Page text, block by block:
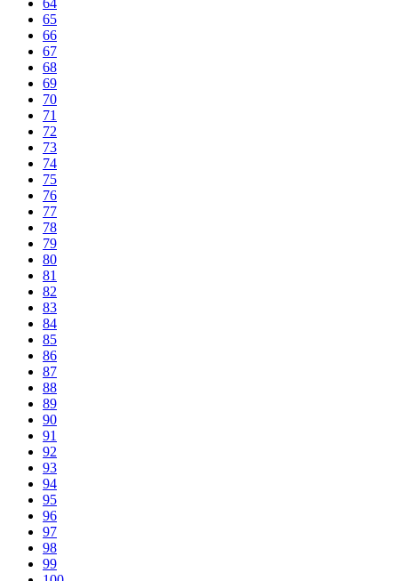
65
66
67
68
69
70
71
72
73
74
75
76
77
78
79
80
81
82
83
84
85
86
87
88
89
90
91
92
93
94
95
96
97
98
99